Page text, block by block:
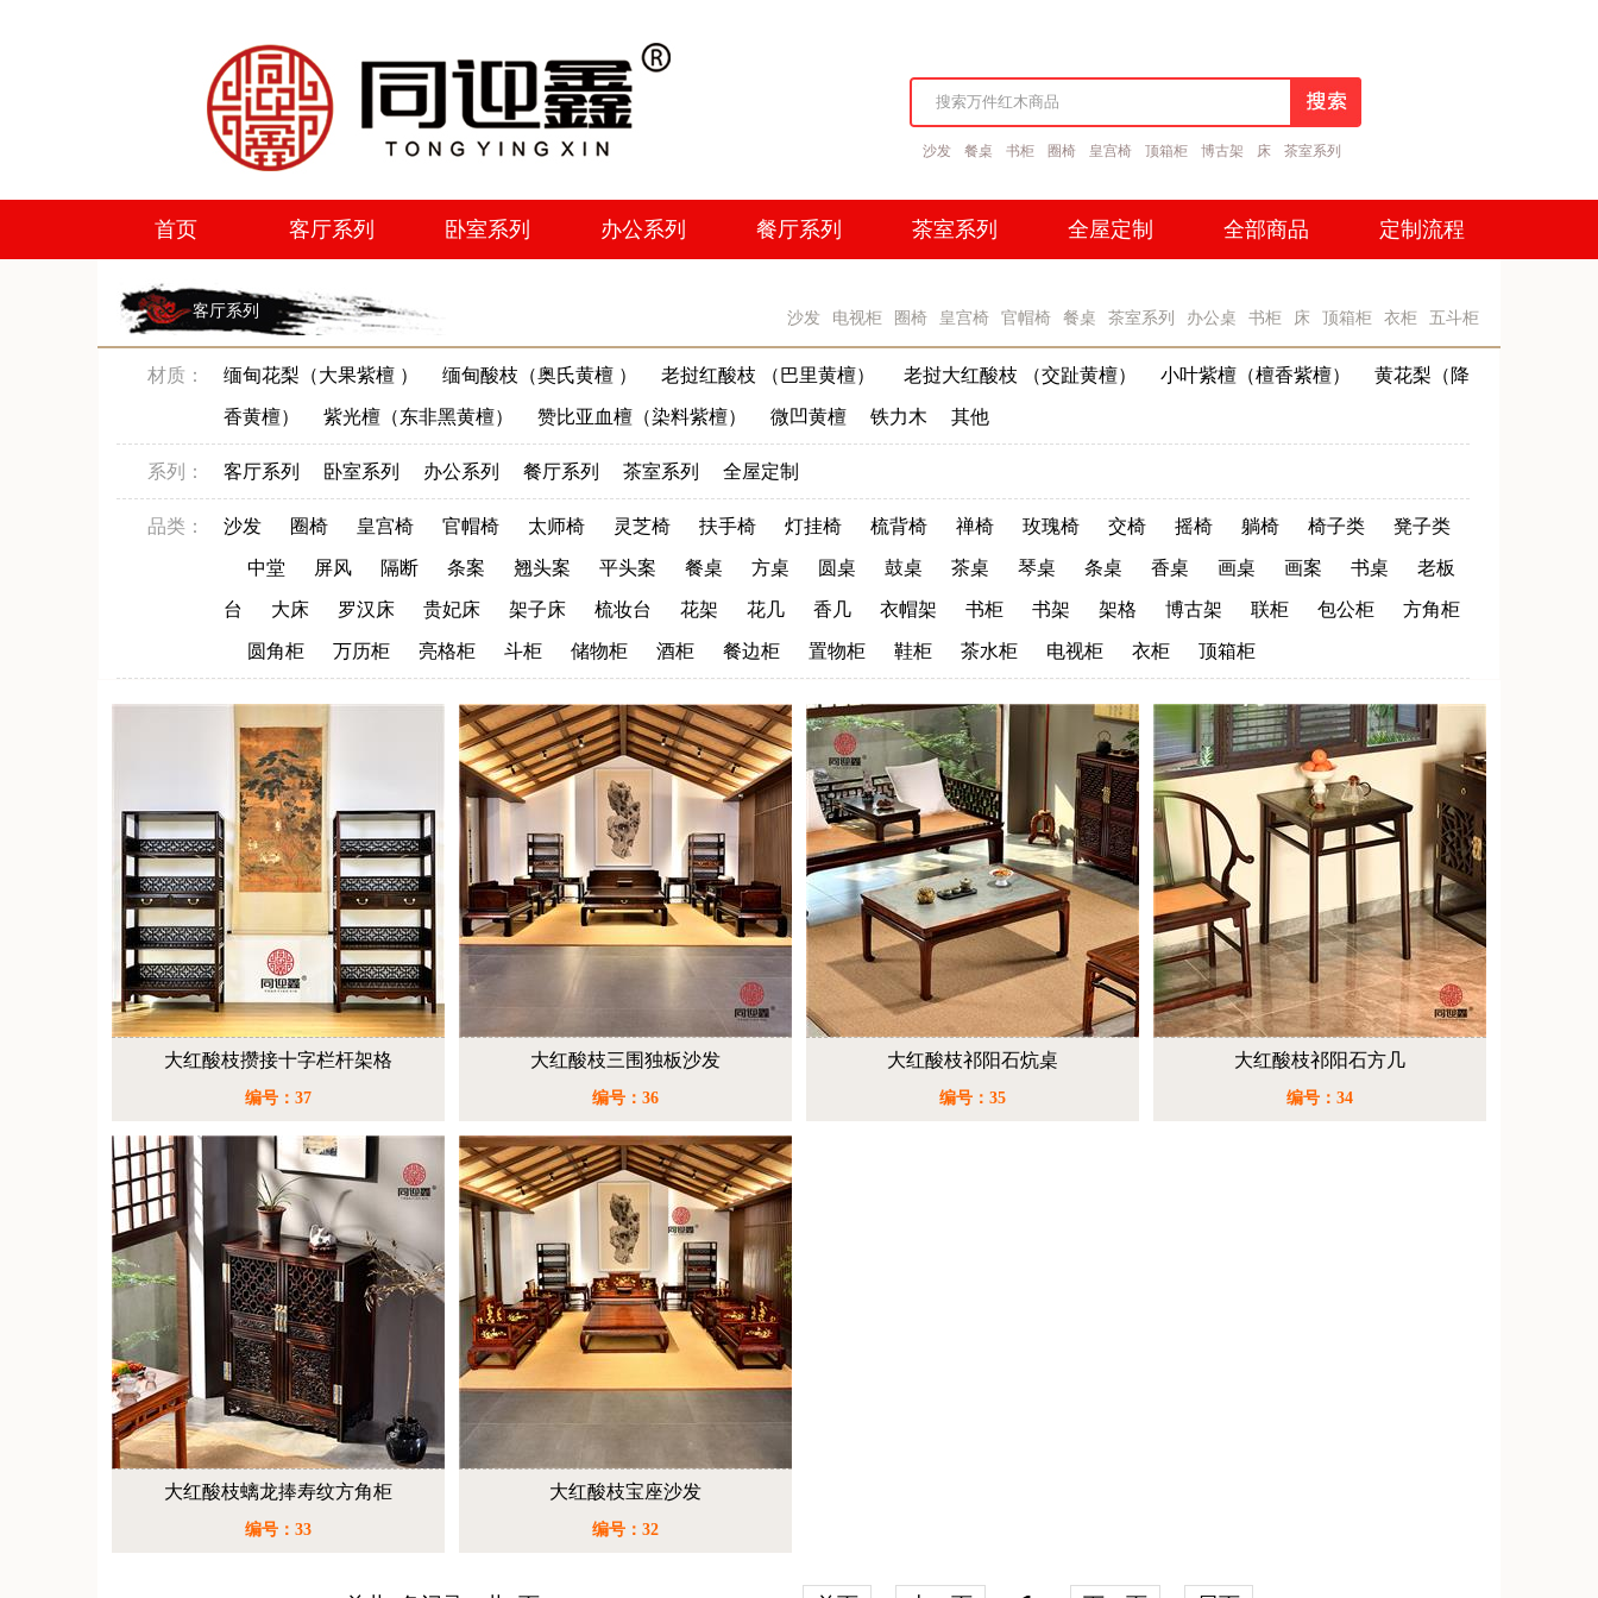
沙发 餐桌 书柜 圈椅 皇宫椅 顶箱柜 博古架 床 茶室系列
首页 客厅系列
客厅系列
卧室系列 办公系列 餐厅系列 茶室系列 全屋定制 全部商品 定制流程
客厅系列 沙发 电视柜 圈椅 皇宫椅 官帽椅 餐桌 茶室系列 办公桌 书柜 床 顶箱柜 衣柜 五斗柜
材质： 缅甸花梨（大果紫檀 ） 缅甸酸枝（奥氏黄檀 ） 老挝红酸枝 （巴里黄檀） 老挝大红酸枝 （交趾黄檀） 小叶紫檀（檀香紫檀） 黄花梨（降
香黄檀） 紫光檀（东非黑黄檀） 赞比亚血檀（染料紫檀） 微凹黄檀 铁力木 其他
系列： 客厅系列 卧室系列 办公系列 餐厅系列 茶室系列 全屋定制
品类： 沙发 圈椅 皇宫椅 官帽椅 太师椅 灵芝椅 扶手椅 灯挂椅 梳背椅 禅椅 玫瑰椅 交椅 摇椅 躺椅 椅子类 凳子类
中堂 屏风 隔断 条案 翘头案 平头案 餐桌 方桌 圆桌 鼓桌 茶桌 琴桌 条桌 香桌 画桌 画案 书桌 老板
台 大床 罗汉床 贵妃床 架子床 梳妆台 花架 花几 香几 衣帽架 书柜 书架 架格 博古架 联柜 包公柜 方角柜
圆角柜 万历柜 亮格柜 斗柜 储物柜 酒柜 餐边柜 置物柜 鞋柜 茶水柜 电视柜 衣柜 顶箱柜
大红酸枝攒接十字栏杆架格
编号：37
大红酸枝三围独板沙发
编号：36
大红酸枝祁阳石炕桌
编号：35
大红酸枝祁阳石方几
编号：34
大红酸枝螭龙捧寿纹方角柜
编号：33
大红酸枝宝座沙发
编号：32